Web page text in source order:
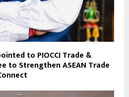
to PIOCCI Trade &
to Strengthen ASEAN Trade